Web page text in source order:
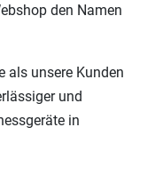
den Namen
als unsere Kunden
und
in